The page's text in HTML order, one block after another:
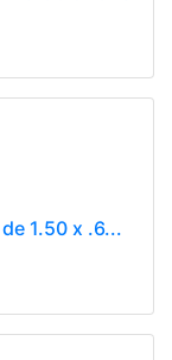
1.50 x .6...